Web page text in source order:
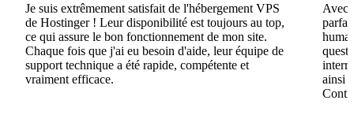
Je suis extrêmement satisfait de l'hébergement VPS
de Hostinger ! Leur disponibilité est toujours au top,
ce qui assure le bon fonctionnement de mon site.
Chaque fois que j'ai eu besoin d'aide, leur équipe de
support technique a été rapide, compétente et
vraiment efficace.
Avec
ainsi